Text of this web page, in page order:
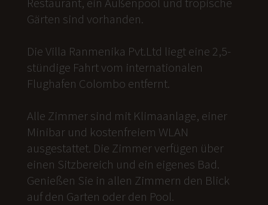
Gärten sind vorhanden.
Die Villa Ranmenika Pvt.Ltd liegt eine 2,5-
stündige Fahrt vom internationalen
Flughafen Colombo entfernt.
Alle Zimmer sind mit Klimaanlage, einer
Minibar und kostenfreiem WLAN
ausgestattet. Die Zimmer verfügen über
einen Sitzbereich und ein eigenes Bad.
Genießen Sie in allen Zimmern den Blick
auf den Garten oder den Pool.